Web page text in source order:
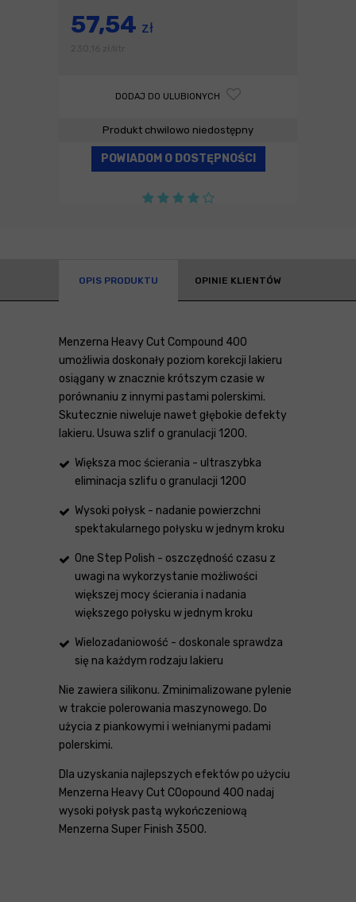
57,54 zł
DODAJ DO ULUBIONYCH
Produkt chwilowo niedostępny
POWIADOM O DOSTĘPNOŚCI
OPIS PRODUKTU OPINIE KLIENTÓW
Menzerna Heavy Cut Compound 400
umożliwia doskonały poziom korekcji lakieru
osiągany w znacznie krótszym czasie w
porównaniu z innymi pastami polerskimi.
Skutecznie niweluje nawet głębokie defekty
lakieru. Usuwa szlif o granulacji 1200.
Większa moc ścierania - ultraszybka
eliminacja szlifu o granulacji 1200
Wysoki połysk - nadanie powierzchni
spektakularnego połysku w jednym kroku
One Step Polish - oszczędność czasu z
uwagi na wykorzystanie możliwości
większej mocy ścierania i nadania
większego połysku w jednym kroku
Wielozadaniowość - doskonale sprawdza
się na każdym rodzaju lakieru
Nie zawiera silikonu. Zminimalizowane pylenie
w trakcie polerowania maszynowego. Do
użycia z piankowymi i wełnianymi padami
polerskimi.
Dla uzyskania najlepszych efektów po użyciu
Menzerna Heavy Cut COopound 400 nadaj
wysoki połysk pastą wykończeniową
Menzerna Super Finish 3500.